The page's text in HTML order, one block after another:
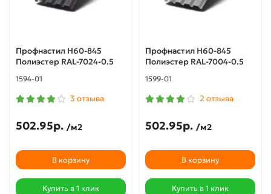
Профнастил Н60-845
Полиэстер RAL-7024-0.5
1594-01
3 отзыва
502.95р. /м2
В корзину
Купить в 1 клик
Профнастил Н60-845
Полиэстер RAL-7004-0.5
1599-01
2 отзыва
502.95р. /м2
В корзину
Купить в 1 клик